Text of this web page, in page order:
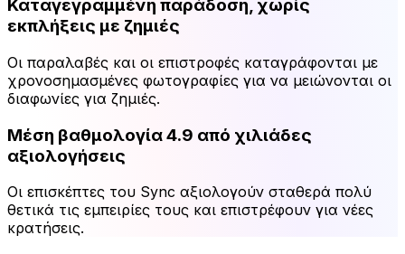
Καταγεγραμμένη παράδοση, χωρίς
εκπλήξεις με ζημιές
Οι παραλαβές και οι επιστροφές καταγράφονται με
χρονοσημασμένες φωτογραφίες για να μειώνονται οι
διαφωνίες για ζημιές.
Μέση βαθμολογία 4.9 από χιλιάδες
αξιολογήσεις
Οι επισκέπτες του Sync αξιολογούν σταθερά πολύ
θετικά τις εμπειρίες τους και επιστρέφουν για νέες
κρατήσεις.